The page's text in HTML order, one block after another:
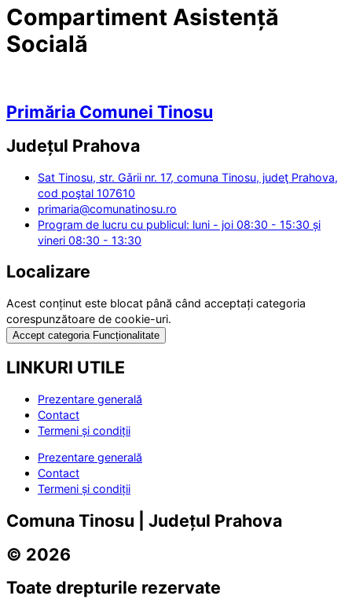
Compartiment Asistență
Socială
Primăria Comunei Tinosu
Județul Prahova
Sat Tinosu, str. Gǎrii nr. 17, comuna Tinosu, judeţ Prahova,
cod poştal 107610
primaria@comunatinosu.ro
Program de lucru cu publicul: luni - joi 08:30 - 15:30 și
vineri 08:30 - 13:30
Localizare
Acest conținut este blocat până când acceptați categoria
corespunzătoare de cookie-uri.
Accept categoria Funcționalitate
LINKURI UTILE
Prezentare generală
Contact
Termeni și condiții
Prezentare generală
Contact
Termeni și condiții
Comuna Tinosu | Județul Prahova
© 2026
Toate drepturile rezervate